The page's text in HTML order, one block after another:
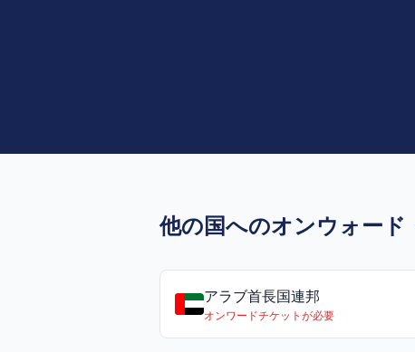
他の国へのオンウォード
アラブ首長国連邦
オンワードチケットが必要